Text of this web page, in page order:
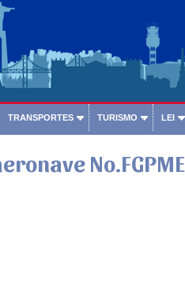
TRANSPORTES TURISMO LEI
No.FGPME